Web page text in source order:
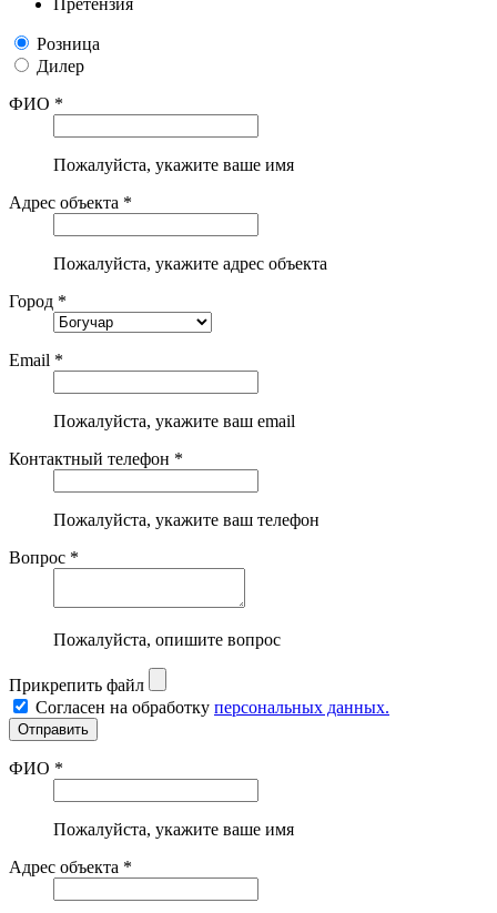
Розница
Дилер
ФИО *
Пожалуйста, укажите ваше имя
Адрес объекта *
Пожалуйста, укажите адрес объекта
Город *
Email *
Пожалуйста, укажите ваш email
Контактный телефон *
Пожалуйста, укажите ваш телефон
Вопрос *
Пожалуйста, опишите вопрос
Прикрепить файл
Согласен на обработку персональных данных.
ФИО *
Пожалуйста, укажите ваше имя
Адрес объекта *